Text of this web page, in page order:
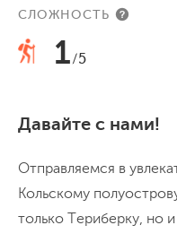
СЛОЖНОСТЬ
1/5
Давайте с нами!
Отправляемся в
Кольскому
только Териберку, но